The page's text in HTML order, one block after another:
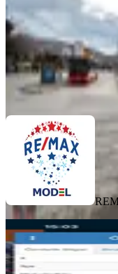
REMAX MODEL
Ara
TAKASLI